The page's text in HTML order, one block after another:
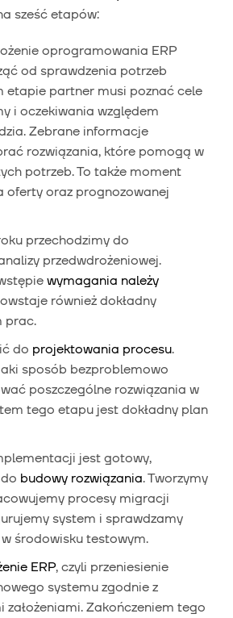
sześć etapów:
oprogramowania ERP
od sprawdzenia potrzeb
etapie partner musi poznać cele
i oczekiwania względem
Zebrane informacje
rozwiązania, które pomogą w
potrzeb. To także moment
oferty oraz prognozowanej
przechodzimy do
przedwdrożeniowej.
wymagania należy
również dokładny
prac.
do projektowania procesu.
sposób bezproblemowo
poszczególne rozwiązania w
tego etapu jest dokładny plan
jest gotowy,
budowy rozwiązania. Tworzymy
procesy migracji
system i sprawdzamy
środowisku testowym.
ERP, czyli przeniesienie
systemu zgodnie z
założeniami. Zakończeniem tego